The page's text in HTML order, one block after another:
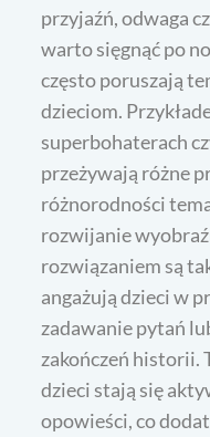
przyjaźń, odwaga
warto sięgnąć po
często poruszają
dzieciom.
superbohaterach
przeżywają różne
różnorodności
rozwijanie
rozwiązaniem są
angażują dzieci w
zadawanie pytań
zakończeń historii.
dzieci stają się
opowieści, co